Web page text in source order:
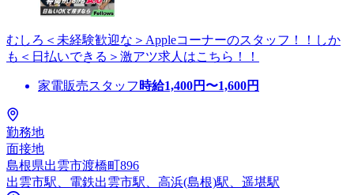
むしろ＜未経験歓迎な＞Appleコーナーのスタッフ！！しか
も＜日払いできる＞激アツ求人はこちら！！
家電販売スタッフ 時給1,400円〜1,600円
勤務地
面接地
島根県出雲市渡橋町896
出雲市駅、電鉄出雲市駅、高浜(島根)駅、遥堪駅